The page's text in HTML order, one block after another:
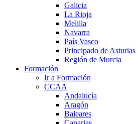
Galicia
La Rioja
Melilla
Navarra
País Vasco
Principado de Asturias
Región de Murcia
Formación
Ir a Formación
CCAA
Andalucía
Aragón
Baleares